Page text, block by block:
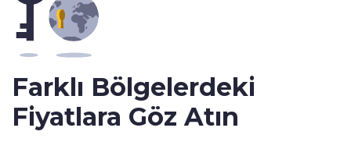
Farklı Bölgelerdeki
Fiyatlara Göz Atın